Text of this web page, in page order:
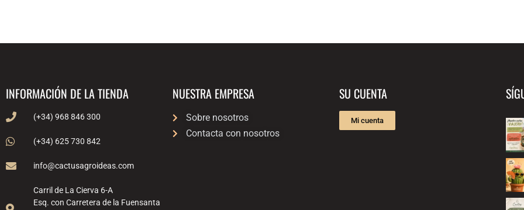
INFORMACIÓN DE LA TIENDA
(+34) 968 846 300
(+34) 625 730 842
info@cactusagroideas.com
Carril de La Cierva 6-A
Esq. con Carretera de la Fuensanta
NUESTRA EMPRESA
Sobre nosotros
Contacta con nosotros
SU CUENTA
Mi cuenta